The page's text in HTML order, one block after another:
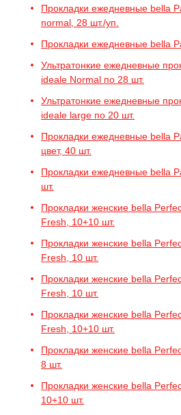
Прокладки ежедневные bella
normal, 28 шт./уп.
Прокладки ежедневные bella
Ультратонкие ежедневные
ideale Normal по 28 шт.
Ультратонкие ежедневные
ideale large по 20 шт.
Прокладки ежедневные bella
цвет, 40 шт.
Прокладки ежедневные bella
шт.
Прокладки женские bella
Fresh, 10+10 шт.
Прокладки женские bella
Fresh, 10 шт.
Прокладки женские bella
Fresh, 10 шт.
Прокладки женские bella
Fresh, 10+10 шт.
Прокладки женские bella
8 шт.
Прокладки женские bella
10+10 шт.